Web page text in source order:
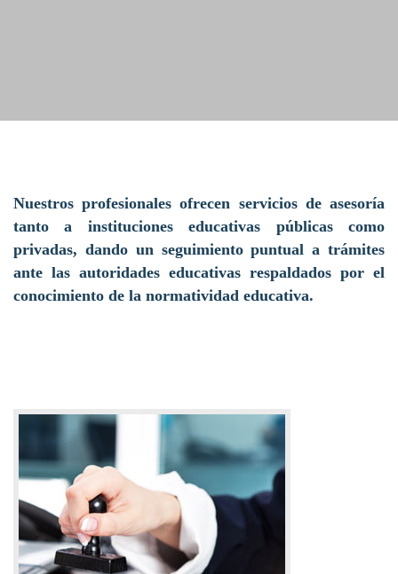
Nuestros profesionales ofrecen servicios de asesoría
tanto a instituciones educativas públicas como
privadas, dando un seguimiento puntual a trámites
ante las autoridades educativas respaldados por el
conocimiento de la normatividad educativa.